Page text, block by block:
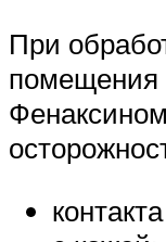
При
помещения